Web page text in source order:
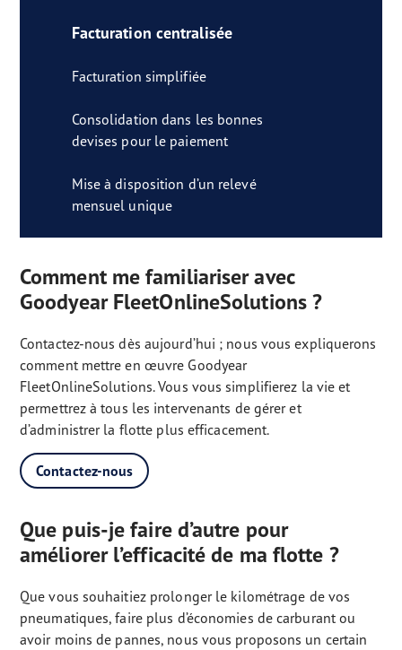
Facturation centralisée
Facturation simplifiée
Consolidation dans les bonnes
devises pour le paiement
Mise à disposition d’un relevé
mensuel unique
Comment me familiariser avec
Goodyear FleetOnlineSolutions ?
Contactez-nous dès aujourd’hui ; nous vous expliquerons
comment mettre en œuvre Goodyear
FleetOnlineSolutions. Vous vous simplifierez la vie et
permettrez à tous les intervenants de gérer et
d’administrer la flotte plus efficacement.
Contactez-nous
Que puis-je faire d’autre pour
améliorer l’efficacité de ma flotte ?
Que vous souhaitiez prolonger le kilométrage de vos
pneumatiques, faire plus d’économies de carburant ou
avoir moins de pannes, nous vous proposons un certain